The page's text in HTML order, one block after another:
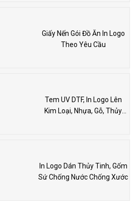
Giấy Nến Gói Đồ Ăn In Logo
Theo Yêu Cầu
Tem UV DTF, In Logo Lên
Kim Loại, Nhựa, Gỗ, Thủy
In Logo Dán Thủy Tinh, Gốm
Sứ Chống Nước Chống Xước